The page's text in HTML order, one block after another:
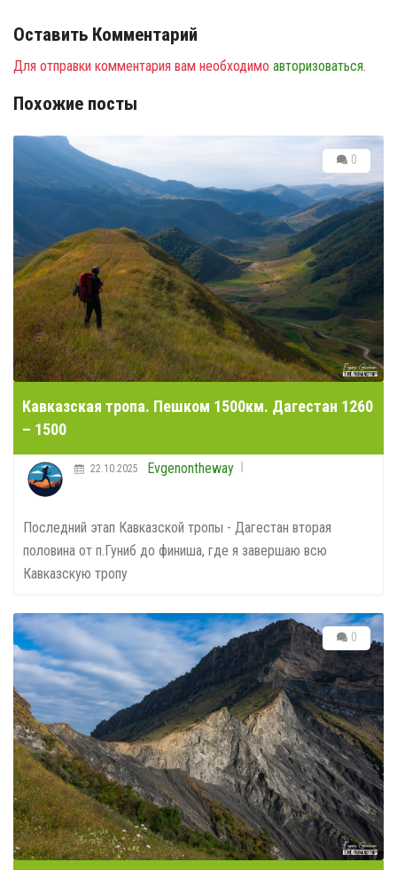
Оставить Комментарий
Для отправки комментария вам необходимо авторизоваться.
Похожие посты
0
Кавказская тропа. Пешком 1500км. Дагестан 1260
– 1500
Evgenontheway
22.10.2025
Последний этап Кавказской тропы - Дагестан вторая
половина от п.Гуниб до финиша, где я завершаю всю
Кавказскую тропу
0